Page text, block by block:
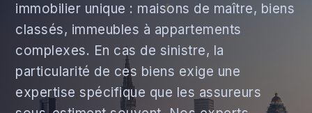
immobilier unique : maisons de maître, biens
classés, immeubles à appartements
complexes. En cas de sinistre, la
particularité de ces biens exige une
expertise spécifique que les assureurs